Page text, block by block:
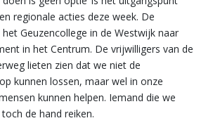
regionale acties deze week. De
Geuzencollege in de Westwijk naar
in het Centrum. De vrijwilligers van de
lieten zien dat we niet de
kunnen lossen, maar wel in onze
kunnen helpen. Iemand die we
de hand reiken.